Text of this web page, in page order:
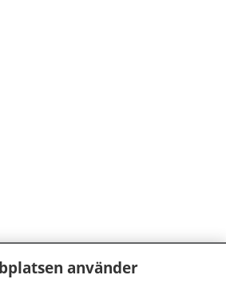
din hälsa och vård
använder